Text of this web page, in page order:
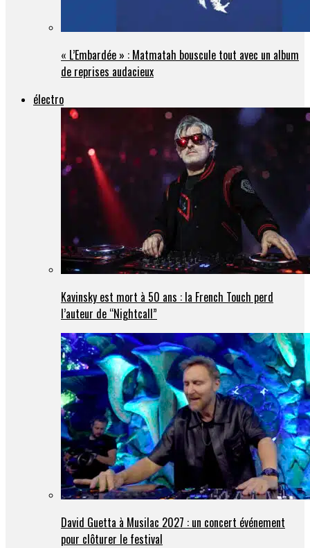
« L’Embardée » : Matmatah bouscule tout avec un album
de reprises audacieux
électro
Kavinsky est mort à 50 ans : la French Touch perd
l’auteur de “Nightcall”
David Guetta à Musilac 2027 : un concert événement
pour clôturer le festival